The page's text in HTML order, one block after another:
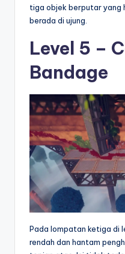
tiga objek berputar yang
berada di ujung.
Level 5 –
Bandage
Pada lompatan ketiga di
rendah dan hantam